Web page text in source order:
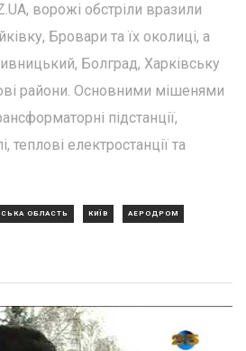
ворожі обстріли вразили
Бровари та їх околиці, а
Болград, Харківську
райони. Основними мішенями
підстанції,
теплові електростанції та
ОБЛАСТЬ КИЇВ АЕРОДРОМ